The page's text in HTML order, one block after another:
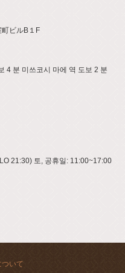
ビルB１F
4 분 미쓰코시 마에 역 도보 2 분
21:30) 토, 공휴일: 11:00~17:00
いて